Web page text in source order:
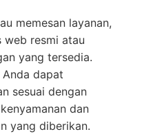
memesan layanan,
web resmi atau
yang tersedia.
dapat
sesuai dengan
dan
yang diberikan.